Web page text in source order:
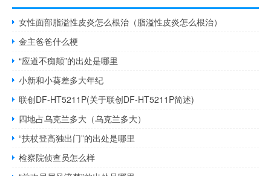
女性面部脂溢性皮炎怎么根治（脂溢性皮炎怎么根治）
金主爸爸什么梗
“应道不痴颠”的出处是哪里
小新和小葵差多大年纪
联创DF-HT5211P(关于联创DF-HT5211P简述)
四地占乌克兰多大（乌克兰多大）
“扶杖登高独出门”的出处是哪里
检察院侦查员怎么样